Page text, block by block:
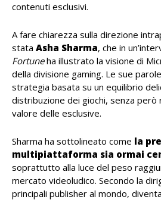
contenuti esclusivi.
A fare chiarezza sulla direzione
stata Asha Sharma, che in
Fortuneha illustrato la visione di
della divisione gaming. Le sue
strategia basata su un equilibrio
distribuzione dei giochi, senza però
valore delle esclusive.
Sharma ha sottolineato come la
multipiattaforma sia ormai
soprattutto alla luce del peso
mercato videoludico. Secondo la
principali publisher al mondo,